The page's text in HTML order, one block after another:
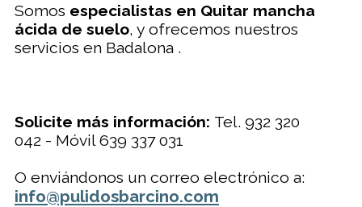
Somos especialistas en Quitar mancha
ácida de suelo, y ofrecemos nuestros
servicios en Badalona .
Solicite más información: Tel. 932 320
042 - Móvil 639 337 031
O enviándonos un correo electrónico a:
info@pulidosbarcino.com